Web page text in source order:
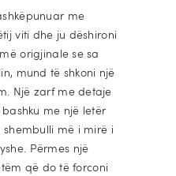
me
viti dhe ju dëshironi
origjinale se sa
mund të shkoni një
Një zarf me detaje
me një letër
më i mirë i
Përmes një
që do të forconi